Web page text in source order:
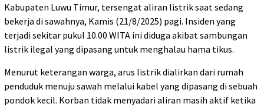
Kabupaten Luwu Timur, tersengat aliran listrik saat sedang
bekerja di sawahnya, Kamis (21/8/2025) pagi. Insiden yang
terjadi sekitar pukul 10.00 WITA ini diduga akibat sambungan
listrik ilegal yang dipasang untuk menghalau hama tikus.
Menurut keterangan warga, arus listrik dialirkan dari rumah
penduduk menuju sawah melalui kabel yang dipasang di sebuah
pondok kecil. Korban tidak menyadari aliran masih aktif ketika